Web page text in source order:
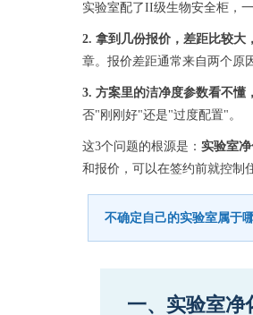
实验室配了II级生物安全柜，一
2. 拿到几份报价，差距比较大
章。报价差距通常来自两个原
3. 方案里的洁净度参数看不懂
否"刚刚好"还是"过度配置"。
这3个问题的根源是： 实验室
和报价，可以在签约前就控制
不确定自己的实验室属于
一、实验室净